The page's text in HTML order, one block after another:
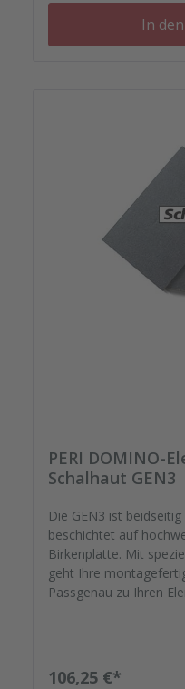
In
PERI DOMINO-
Schalhaut GEN3
Die GEN3 ist
beschichtet auf
Birkenplatte. Mit
geht Ihre
Passgenau zu Ihren
Regulärer Preis:
106,25 €*